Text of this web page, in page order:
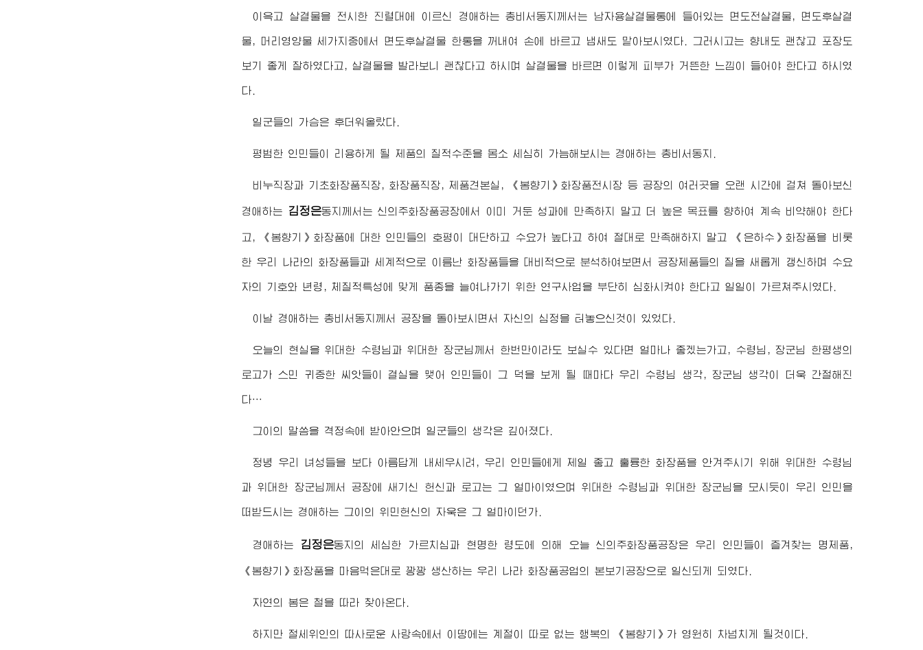
이윽고 살결물을 전시한 진렬대에 이르신 경애하는 총비서동지께서는 남자용살결물통에 들어있는 면도전살결물, 면도후살결
물, 머리영양물 세가지중에서 면도후살결물 한통을 꺼내여 손에 바르고 냄새도 맡아보시였다. 그러시고는 향내도 괜찮고 포장도
보기 좋게 잘하였다고, 살결물을 발라보니 괜찮다고 하시며 살결물을 바르면 이렇게 피부가 거뜬한 느낌이 들어야 한다고 하시였
다.
일군들의 가슴은 후더워올랐다.
평범한 인민들이 리용하게 될 제품의 질적수준을 몸소 세심히 가늠해보시는 경애하는 총비서동지
비누직장과 기초화장품직장, 화장품직장, 제품견본실, 《봄향기》화장품전시장 등 공장의 여러곳을 오랜 시간에 걸쳐 돌아보신
경애하는 김정은동지께서 는 신의주화장품공장에서 이미 거둔 성과에 만족하지 말고 더 높은 목표를 향하여 계속 비약해야 한다
고, 《봄향기》화장품에 대한 인민들의 호평이 대단하고 수요가 높다고 하여 절대로 만족해하지 말고 《은하수》화장품을 비롯
한 우리 나라의 화장품들과 세계적으로 이름난 화장품들을 대비적으로 분석하여보면서 공장제품들의 질을 새롭게 갱신하며 수요
자의 기호와 년령, 체질적특성에 맞게 품종을 늘여나가기 위한 연구사업을 부단히 심화시켜야 한다고 일일이 가르쳐주시였다.
이날 경애하는 총비서동지께서 공장을 돌아보시면서 자신의 심정을 터놓으신것이 있었다.
오늘의 현실을위대한 수령님 과위대한 장군님께서 한번만이라도 보실수 있다면 얼마나 좋겠는가고, 수령님 ,장군님 한평생의
로고가 스민 귀중한 씨앗들이 결실을 맺어 인민들이 그 덕을 보게 될 때마다 우리 수령님 생각,장군님 생각이 더욱 간절해진
다…
그이의 말씀을 격정속에 받아안으며 일군들의 생각은 깊어졌다.
정녕 우리 녀성들을 보다 아름답게 내세우시려, 우리 인민들에게 제일 좋고 훌륭한 화장품을 안겨주시기 위해위대한 수령님
과위대한 장군님께서 공장에 새기신 헌신과 로고는 그 얼마이였으며위대한 수령님 과 위대한 장군님을 모시듯이 우리 인민을
떠받드시는 경애하는 그이의 위민헌신의 자욱은 그 얼마이던가.
경애하는 김정은동지 의 세심한 가르치심과 현명한 령도에 의해 오늘 신의주화장품공장은 우리 인민들이 즐겨찾는 명제품,
《봄향기》화장품을 마음먹은대로 꽝꽝 생산하는 우리 나라 화장품공업의 본보기공장으로 일신되게 되였다.
자연의 봄은 철을 따라 찾아온다.
하지만 절세위인 의 따사로운 사랑속에서 이땅에는 계절이 따로 없는 행복의 《봄향기》가 영원히 차넘치게 될것이다.